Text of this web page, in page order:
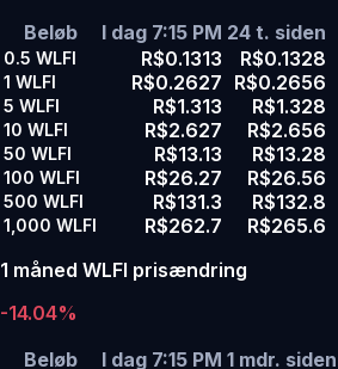
Beløb
I dag 7:15 PM 24 t. siden
0.5 WLFI R$0.1313 R$0.1328
1 WLFI R$0.2627 R$0.2656
5 WLFI R$1.313 R$1.328
10 WLFI R$2.627 R$2.656
50 WLFI R$13.13 R$13.28
100 WLFI R$26.27 R$26.56
500 WLFI R$131.3 R$132.8
1,000 WLFI R$262.7
R$265.6
1 måned WLFI prisændring
-14.04%
Beløb
I dag 7:15 PM 1 mdr. siden